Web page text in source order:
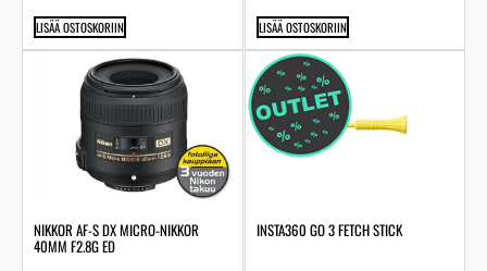
LISÄÄ OSTOSKORIIN LISÄÄ OSTOSKORIIN
NIKKOR AF-S DX MICRO-NIKKOR
40MM F2.8G ED
INSTA360 GO 3 FETCH STICK